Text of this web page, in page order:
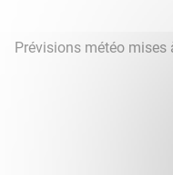
Prévisions météo